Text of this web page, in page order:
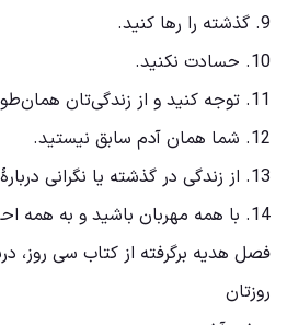
9. گذشته را رها کنید.
10. حسادت نکنید.
11. توجه کنید و از زندگی‌تان همان‌طور که هست لذت ببرید.
12. شما همان آدم سابق نیستید.
13. از زندگی در گذشته یا نگرانی دربارۀ آینده دست بردارید.
14. با همه مهربان باشید و به همه احترام بگذارید.
فصل هدیه برگرفته از کتاب سی روز،
روزتان